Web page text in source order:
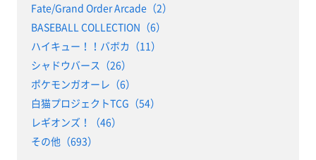
Fate/Grand Order Arcade（2）
BASEBALL COLLECTION（6）
ハイキュー！！バボカ（11）
シャドウバース（26）
ポケモンガオーレ（6）
白猫プロジェクトTCG（54）
レギオンズ！（46）
その他（693）